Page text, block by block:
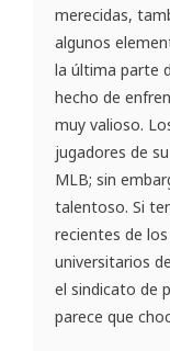
merecidas,
algunos
la última parte
hecho de
muy valioso.
jugadores de
MLB; sin
talentoso. Si
recientes de
universitarios
el sindicato de
parece que